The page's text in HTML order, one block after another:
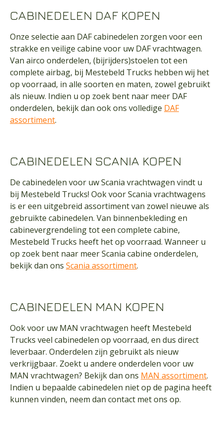
CABINEDELEN DAF KOPEN
Onze selectie aan DAF cabinedelen zorgen voor een
strakke en veilige cabine voor uw DAF vrachtwagen.
Van airco onderdelen, (bijrijders)stoelen tot een
complete airbag, bij Mestebeld Trucks hebben wij het
op voorraad, in alle soorten en maten, zowel gebruikt
als nieuw. Indien u op zoek bent naar meer DAF
onderdelen, bekijk dan ook ons volledige DAF
assortiment.
CABINEDELEN SCANIA KOPEN
De cabinedelen voor uw Scania vrachtwagen vindt u
bij Mestebeld Trucks! Ook voor Scania vrachtwagens
is er een uitgebreid assortiment van zowel nieuwe als
gebruikte cabinedelen. Van binnenbekleding en
cabinevergrendeling tot een complete cabine,
Mestebeld Trucks heeft het op voorraad. Wanneer u
op zoek bent naar meer Scania cabine onderdelen,
bekijk dan ons Scania assortiment.
CABINEDELEN MAN KOPEN
Ook voor uw MAN vrachtwagen heeft Mestebeld
Trucks veel cabinedelen op voorraad, en dus direct
leverbaar. Onderdelen zijn gebruikt als nieuw
verkrijgbaar. Zoekt u andere onderdelen voor uw
MAN vrachtwagen? Bekijk dan ons MAN assortiment.
Indien u bepaalde cabinedelen niet op de pagina heeft
kunnen vinden, neem dan contact met ons op.